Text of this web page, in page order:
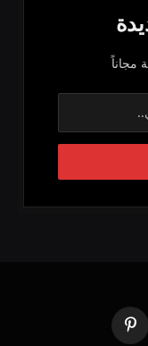
مجاناً
بينتيريست